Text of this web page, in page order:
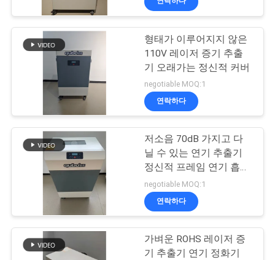
맵
PRIVACY
POLICY
못 살롱 증기 갈퀴
HEPA 증기 추출기
19
형태가 이루어지지 않은
110V 레이저 증기 추출
기 오래가는 정신적 커버
negotiable MOQ:1
연락하다
저소음 70dB 가지고 다
닐 수 있는 연기 추출기
정신적 프레임 연기 흡수
체 필터
negotiable MOQ:1
연락하다
가벼운 ROHS 레이저 증
기 추출기 연기 정화기